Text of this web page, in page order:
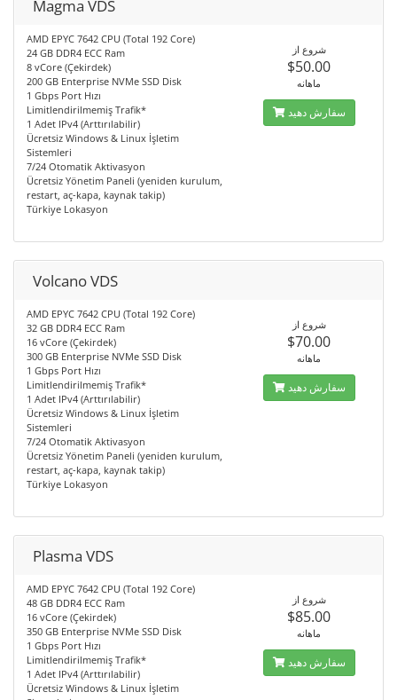
Magma VDS
AMD EPYC 7642 CPU (Total 192 Core)
24 GB DDR4 ECC Ram
8 vCore (Çekirdek)
200 GB Enterprise NVMe SSD Disk
1 Gbps Port Hızı
Limitlendirilmemiş Trafik*
1 Adet IPv4 (Arttırılabilir)
Ücretsiz Windows & Linux İşletim
Sistemleri
7/24 Otomatik Aktivasyon
Ücretsiz Yönetim Paneli (yeniden kurulum,
restart, aç-kapa, kaynak takip)
Türkiye Lokasyon
شروع از
$50.00
ماهانه
سفارش دهید
Volcano VDS
AMD EPYC 7642 CPU (Total 192 Core)
32 GB DDR4 ECC Ram
16 vCore (Çekirdek)
300 GB Enterprise NVMe SSD Disk
1 Gbps Port Hızı
Limitlendirilmemiş Trafik*
1 Adet IPv4 (Arttırılabilir)
Ücretsiz Windows & Linux İşletim
Sistemleri
7/24 Otomatik Aktivasyon
Ücretsiz Yönetim Paneli (yeniden kurulum,
restart, aç-kapa, kaynak takip)
Türkiye Lokasyon
شروع از
$70.00
ماهانه
سفارش دهید
Plasma VDS
AMD EPYC 7642 CPU (Total 192 Core)
48 GB DDR4 ECC Ram
16 vCore (Çekirdek)
350 GB Enterprise NVMe SSD Disk
1 Gbps Port Hızı
Limitlendirilmemiş Trafik*
1 Adet IPv4 (Arttırılabilir)
Ücretsiz Windows & Linux İşletim
شروع از
$85.00
ماهانه
سفارش دهید